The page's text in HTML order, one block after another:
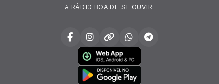
A RÁDIO BOA DE SE OUVIR.